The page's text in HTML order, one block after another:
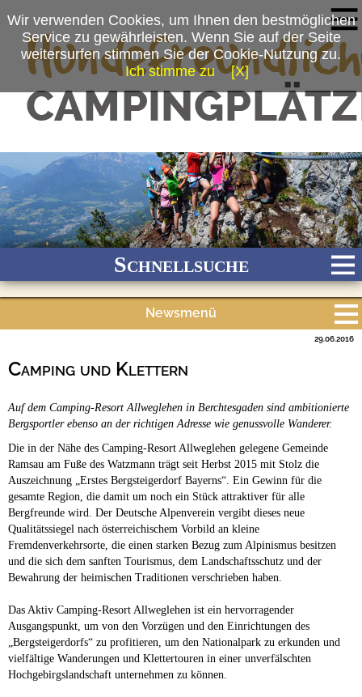
(c) Berchtesgadener Land Tourismus
Schnellsuche
Ganzjährig geöffnet
Newsmenü
Campingplätze
Camping & Caravan
Touristik
Camping und Klettern
29.06.2016
Auf dem Camping-Resort Allweglehen in Berchtesgaden sind ambitionierte
Bergsportler ebenso an der richtigen Adresse wie genussvolle Wanderer.
Die in der Nähe des Camping-Resort Allweglehen gelegene Gemeinde
Ramsau am Fuße des Watzmann trägt seit Herbst 2015 mit Stolz die
Auszeichnung „Erstes Bergsteigerdorf Bayerns“. Ein Gewinn für die
gesamte Region, die damit um noch ein Stück attraktiver für alle
Bergfreunde wird. Der Deutsche Alpenverein vergibt dieses neue
Qualitätssiegel nach österreichischem Vorbild an kleine
Fremdenverkehrsorte, die einen starken Bezug zum Alpinismus besitzen
und die sich dem sanften Tourismus, dem Landschaftsschutz und der
Bewahrung der heimischen Traditionen verschrieben haben.
Das Aktiv Camping-Resort Allweglehen ist ein hervorragender
Ausgangspunkt, um von den Vorzügen und den Einrichtungen des
„Bergsteigerdorfs“ zu profitieren, um den Nationalpark zu erkunden und
vielfältige Wanderungen und Klettertouren in einer unverfälschten
Hochgebirgslandschaft unternehmen zu können.
Wir verwenden Cookies, um Ihnen den bestmöglichen
Service zu gewährleisten. Wenn Sie auf der Seite
weitersurfen stimmen Sie der Cookie-Nutzung zu.
Ich stimme zu
[X]